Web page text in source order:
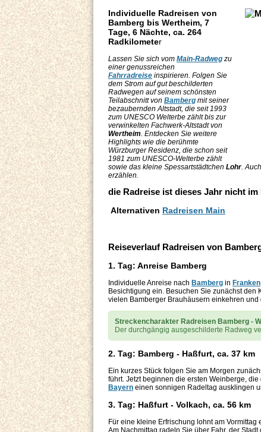
Individuelle Radreisen von
Bamberg bis Wertheim, 7
Tage, 6 Nächte, ca. 264
Radkilometer
Lassen Sie sich vom Main-Radweg zu
einer genussreichen
Fahrradreise inspirieren. Folgen Sie
dem Strom auf gut beschilderten
Radwegen auf seinem schönsten
Teilabschnitt von Bamberg mit seiner
bezaubernden Altstadt, die seit 1993
zum UNESCO Welterbe zählt bis zur
verwinkelten Fachwerk-Altstadt von
Wertheim. Entdecken Sie weitere
Highlights wie die berühmte
Würzburger Residenz, die schon seit
1981 zum UNESCO-Welterbe zählt
sowie das kleine Spessartstädtchen Lohr.
erzählen.
die Radreise ist dieses Jahr nicht im
Alternativen Radreisen Main
Reiseverlauf Radreisen von
1. Tag: Anreise Bamberg
Individuelle Anreise nach Bamberg in Franken
Besichtigung ein. Besuchen Sie zunächst
vielen Bamberger Brauhäusern einkehren
Streckencharakter Radreisen Bamberg -
Der durchgängig ausgeschilderte Radweg
2. Tag: Bamberg - Haßfurt, ca. 37 km
Ein kurzes Stück folgen Sie am Morgen
führt. Jetzt beginnen die ersten Weinberge,
Bayern einen sonnigen Radeltag ausklingen
3. Tag: Haßfurt - Volkach, ca. 56 km
Für eine kleine Erfrischung lohnt am
Am Nachmittag radeln Sie über Fahr, der